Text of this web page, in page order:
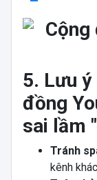
5. Lưu
đồng
sai lầm
Tránh
kênh